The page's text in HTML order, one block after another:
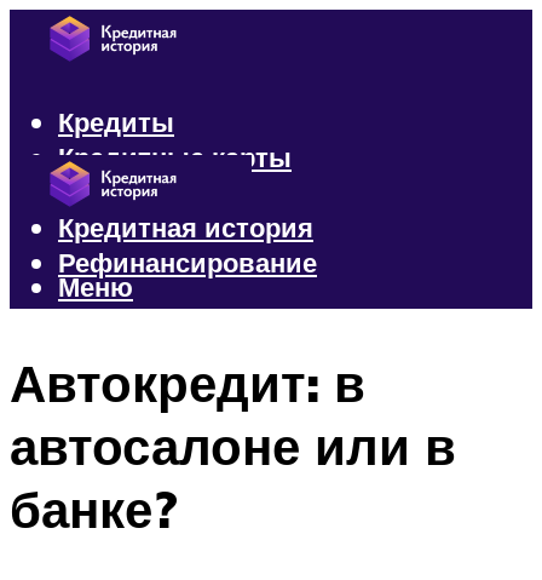
Кредиты
Кредитные карты
Микрозаймы
Кредитная история
Рефинансирование
Меню
Автокредит: в
автосалоне или в
банке?